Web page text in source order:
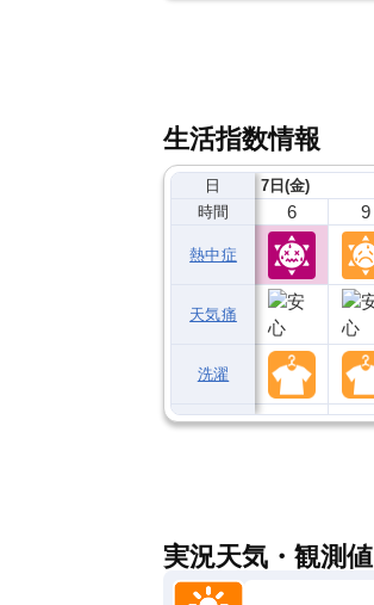
生活指数情報
日
時間
熱中症
天気痛
洗濯
7日(金)
6 9
実況天気・観測値